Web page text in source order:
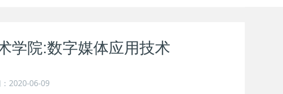
学院:数字媒体应用技术
2020-06-09